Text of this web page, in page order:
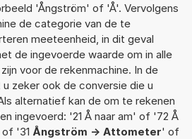
'Ångström' of 'Å'. Vervolgens
de categorie van de te
meeteenheid, in dit geval
de ingevoerde waarde om in alle
voor de rekenmachine. In de
zeker ook de conversie die u
alternatief kan de om te rekenen
ingevoerd: '21 Å naar am' of '72 Å
'31 Ångström -> Attometer' of